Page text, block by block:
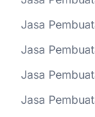
Jasa
Jasa
Jasa
Jasa